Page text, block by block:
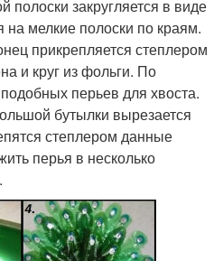
полоски закругляется в виде
на мелкие полоски по краям.
прикрепляется степлером
и круг из фольги. По
перьев для хвоста.
бутылки вырезается
степлером данные
перья в несколько